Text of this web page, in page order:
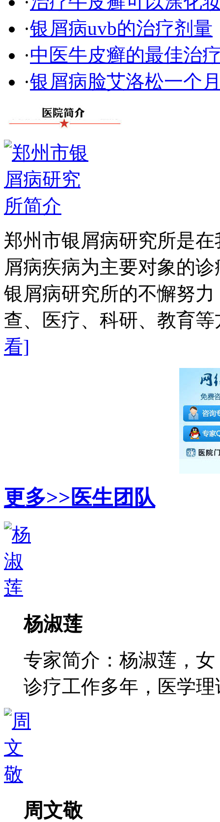
·银屑病uvb的治疗剂量
·中医牛皮癣的最佳治
·银屑病脸艾洛松一个
郑州市银屑病研究所是
屑病疾病为主要对象的
银屑病研究所的不懈努
查、医疗、科研、教育
看]
更多>>医生团队
杨淑莲
专家简介：杨淑莲，
诊疗工作多年，医学理
周文敬